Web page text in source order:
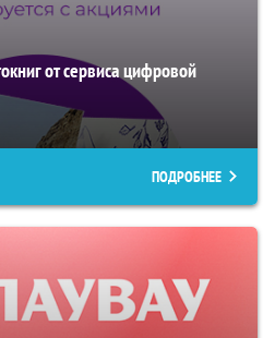
от сервиса цифровой
ПОДРОБНЕЕ